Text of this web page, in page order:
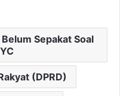
Sepakat Soal
(DPRD)